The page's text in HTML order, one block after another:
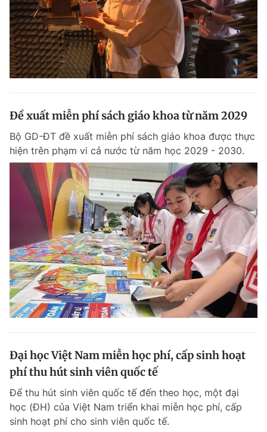
Đề xuất miễn phí sách giáo khoa từ năm 2029
Bộ GD-ĐT đề xuất miễn phí sách giáo khoa được thực
hiện trên phạm vi cả nước từ năm học 2029 - 2030.
Đại học Việt Nam miễn học phí, cấp sinh hoạt
phí thu hút sinh viên quốc tế
Để thu hút sinh viên quốc tế đến theo học, một đại
học (ĐH) của Việt Nam triển khai miễn học phí, cấp
sinh hoạt phí cho sinh viên quốc tế.